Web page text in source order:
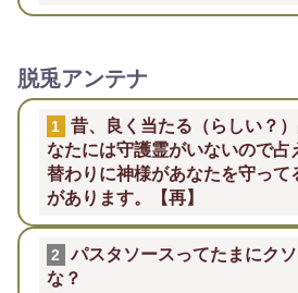
脱兎アンテナ
1
昔、良く当たる（らしい？
なたには守護霊がいないので占
替わりに神様があなたを守って
があります。【再】
2
パスタソースってたまにク
な？